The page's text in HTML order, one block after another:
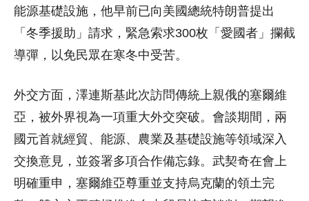
能源基礎設施，他早前已向美國總統特朗普提出
「冬季援助」請求，緊急索求300枚「愛國者」攔截
導彈，以免民眾在寒冬中受苦。
外交方面，澤連斯基此次訪問傳統上親俄的塞爾維
亞，被外界視為一項重大外交突破。會談期間，兩
國元首就經貿、能源、農業及基礎設施等領域深入
交換意見，並簽署多項合作備忘錄。武契奇在會上
明確重申，塞爾維亞尊重並支持烏克蘭的領土完